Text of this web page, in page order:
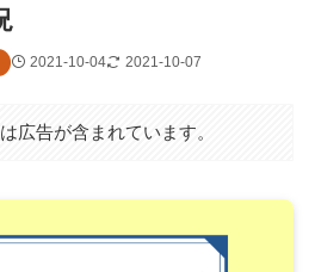
2021-10-04 2021-10-07
広告が含まれています。